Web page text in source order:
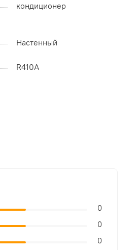
кондиционер
Настенный
R410A
0
0
0